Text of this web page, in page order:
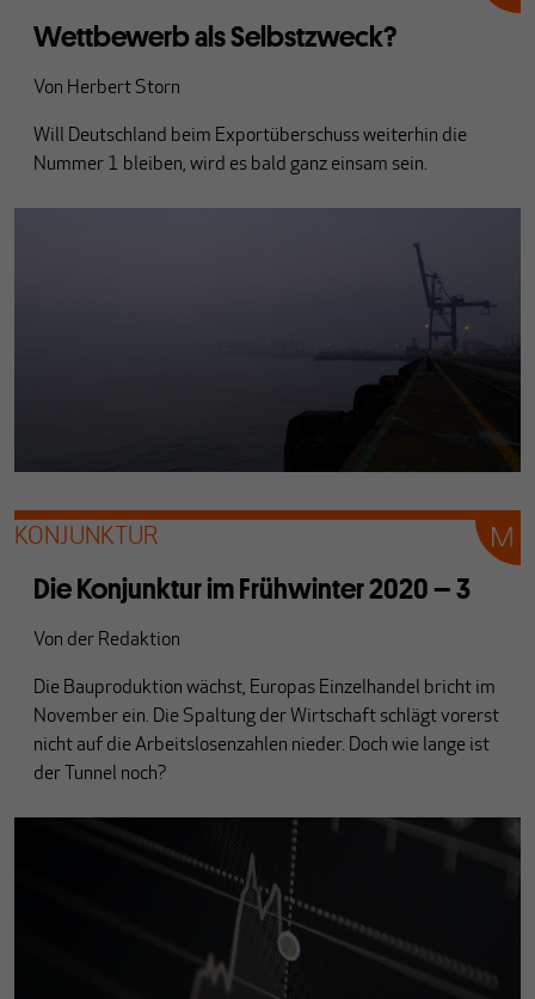
Wettbewerb als Selbstzweck?
Von Herbert Storn
Will Deutschland beim Exportüberschuss weiterhin die
Nummer 1 bleiben, wird es bald ganz einsam sein.
KONJUNKTUR
Die Konjunktur im Frühwinter 2020 – 3
Von der Redaktion
Die Bauproduktion wächst, Europas Einzelhandel bricht im
November ein. Die Spaltung der Wirtschaft schlägt vorerst
nicht auf die Arbeitslosenzahlen nieder. Doch wie lange ist
der Tunnel noch?